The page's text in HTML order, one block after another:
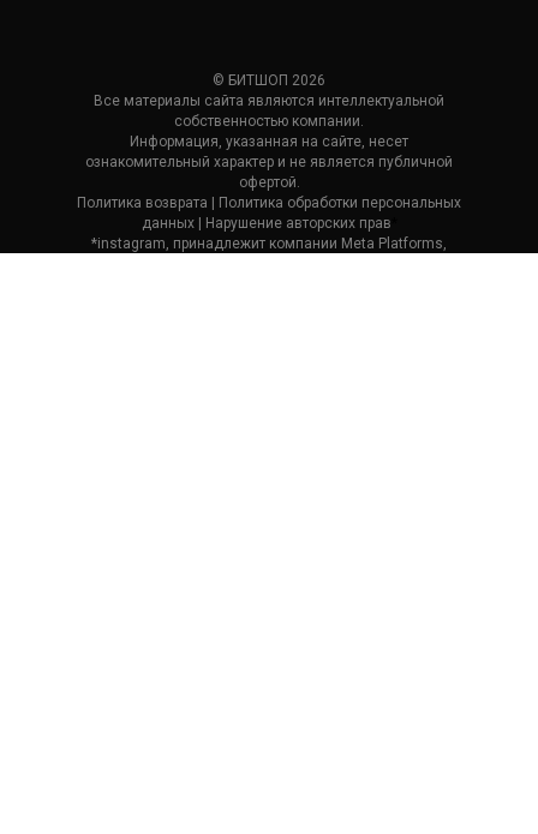
© БИТШОП 2026
Все материалы сайта являются интеллектуальной
собственностью компании.
Информация, указанная на сайте, несет
ознакомительный характер и не является публичной
офертой.
Политика возврата | Политика обработки персональных
данных | Нарушение авторских прав
*instagram, принадлежит компании Meta Platforms,